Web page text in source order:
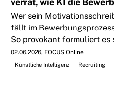
Wer sein
fällt im
So provokant formuliert es
02.06.2026 FOCUS Online
Künstliche Intelligenz
Recruiting